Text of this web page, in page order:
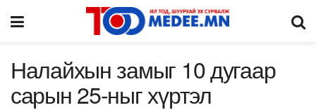
Налайхын замыг 10 дугаар
сарын 25-ныг хүртэл